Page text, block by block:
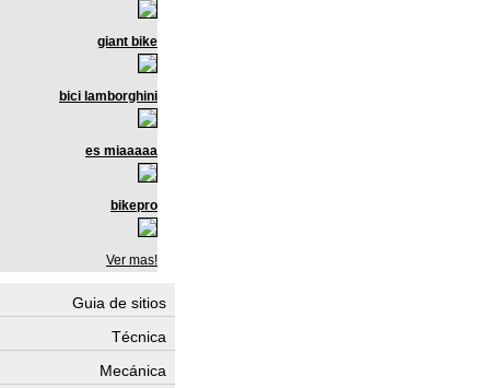
giant bike
bici lamborghini
es miaaaaa
bikepro
Ver mas!
Guia de sitios
Técnica
Mecánica